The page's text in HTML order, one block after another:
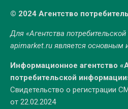
© 2024 Агентство
Для «Агентства
apimarket.ruявляется основным
Информационное агентство
потребительской
Свидетельство о
от 22.02.2024